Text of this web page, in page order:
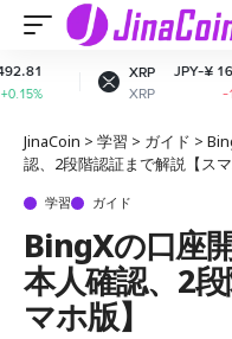
XRP
XRP
JPY-¥ 160.76
-1.94%
JinaCoin > 学習 > ガイド >
認、2段階認証まで解説【スマ
学習 ガイド
BingXの口座
本人確認、2
マホ版】